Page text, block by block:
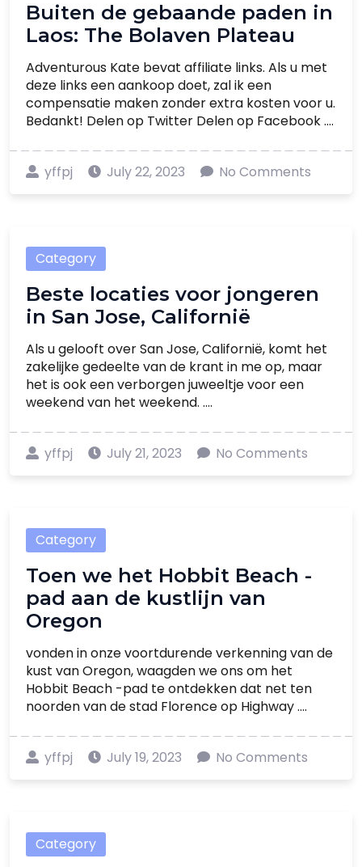
Buiten de gebaande paden in
Laos: The Bolaven Plateau
Adventurous Kate bevat affiliate links. Als u met
deze links een aankoop doet, zal ik een
compensatie maken zonder extra kosten voor u.
Bedankt! Delen op Twitter Delen op Facebook ....
yffpj July 22, 2023 No Comments
Category
Beste locaties voor jongeren
in San Jose, Californië
Als u gelooft over San Jose, Californië, komt het
zakelijke gedeelte van de krant in me op, maar
het is ook een verborgen juweeltje voor een
weekend van het weekend. ....
yffpj July 21, 2023 No Comments
Category
Toen we het Hobbit Beach -
pad aan de kustlijn van
Oregon
vonden in onze voortdurende verkenning van de
kust van Oregon, waagden we ons om het
Hobbit Beach -pad te ontdekken dat net ten
noorden van de stad Florence op Highway ....
yffpj July 19, 2023 No Comments
Category